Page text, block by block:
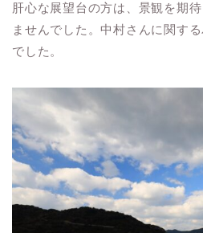
肝心な展望台の方は、景観を期
ませんでした。中村さんに関す
でした。